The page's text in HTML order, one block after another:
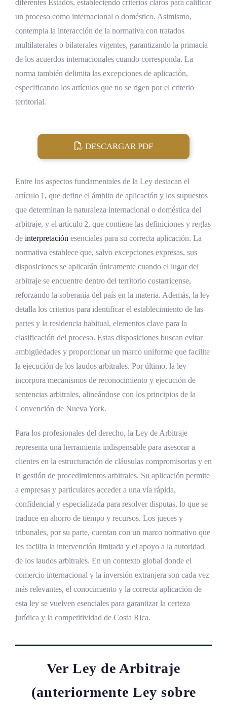
diferentes Estados, estableciendo criterios claros para calificar
un proceso como internacional o doméstico. Asimismo,
contempla la interacción de la normativa con tratados
multilaterales o bilaterales vigentes, garantizando la primacía
de los acuerdos internacionales cuando corresponda. La
norma también delimita las excepciones de aplicación,
especificando los artículos que no se rigen por el criterio
territorial.
DESCARGAR PDF
Entre los aspectos fundamentales de la Ley destacan el
artículo 1, que define el ámbito de aplicación y los supuestos
que determinan la naturaleza internacional o doméstica del
arbitraje, y el artículo 2, que contiene las definiciones y reglas
de interpretación esenciales para su correcta aplicación. La
normativa establece que, salvo excepciones expresas, sus
disposiciones se aplicarán únicamente cuando el lugar del
arbitraje se encuentre dentro del territorio costarricense,
reforzando la soberanía del país en la materia. Además, la ley
detalla los criterios para identificar el establecimiento de las
partes y la residencia habitual, elementos clave para la
clasificación del proceso. Estas disposiciones buscan evitar
ambigüedades y proporcionar un marco uniforme que facilite
la ejecución de los laudos arbitrales. Por último, la ley
incorpora mecanismos de reconocimiento y ejecución de
sentencias arbitrales, alineándose con los principios de la
Convención de Nueva York.
Para los profesionales del derecho, la Ley de Arbitraje
representa una herramienta indispensable para asesorar a
clientes en la estructuración de cláusulas compromisorias y en
la gestión de procedimientos arbitrales. Su aplicación permite
a empresas y particulares acceder a una vía rápida,
confidencial y especializada para resolver disputas, lo que se
traduce en ahorro de tiempo y recursos. Los jueces y
tribunales, por su parte, cuentan con un marco normativo que
les facilita la intervención limitada y el apoyo a la autoridad
de los laudos arbitrales. En un contexto global donde el
comercio internacional y la inversión extranjera son cada vez
más relevantes, el conocimiento y la correcta aplicación de
esta ley se vuelven esenciales para garantizar la certeza
jurídica y la competitividad de Costa Rica.
Ver Ley de Arbitraje
(anteriormente Ley sobre